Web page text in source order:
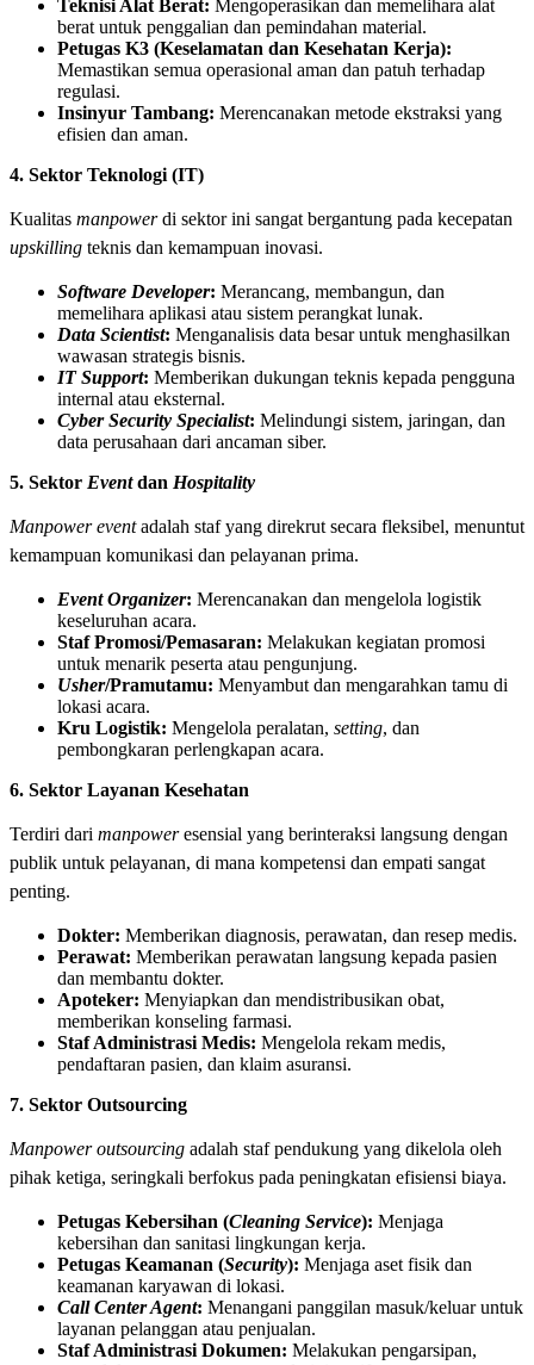
Teknisi Alat Berat: Mengoperasikan dan memelihara alat
berat untuk penggalian dan pemindahan material.
Petugas K3 (Keselamatan dan Kesehatan Kerja):
Memastikan semua operasional aman dan patuh terhadap
regulasi.
Insinyur Tambang: Merencanakan metode ekstraksi yang
efisien dan aman.
4. Sektor Teknologi (IT)
Kualitas manpowerdi sektor ini sangat bergantung pada kecepatan
upskilling teknis dan kemampuan inovasi.
Software Developer: Merancang, membangun, dan
memelihara aplikasi atau sistem perangkat lunak.
Data Scientist: Menganalisis data besar untuk menghasilkan
wawasan strategis bisnis.
IT Support: Memberikan dukungan teknis kepada pengguna
internal atau eksternal.
Cyber Security Specialist: Melindungi sistem, jaringan, dan
data perusahaan dari ancaman siber.
5. Sektor Eventdan Hospitality
Manpower eventadalah staf yang direkrut secara fleksibel, menuntut
kemampuan komunikasi dan pelayanan prima.
Event Organizer: Merencanakan dan mengelola logistik
keseluruhan acara.
Staf Promosi/Pemasaran: Melakukan kegiatan promosi
untuk menarik peserta atau pengunjung.
Usher/Pramutamu: Menyambut dan mengarahkan tamu di
lokasi acara.
Kru Logistik: Mengelola peralatan, setting, dan
pembongkaran perlengkapan acara.
6. Sektor Layanan Kesehatan
Terdiri dari manpoweresensial yang berinteraksi langsung dengan
publik untuk pelayanan, di mana kompetensi dan empati sangat
penting.
Dokter: Memberikan diagnosis, perawatan, dan resep medis.
Perawat: Memberikan perawatan langsung kepada pasien
dan membantu dokter.
Apoteker: Menyiapkan dan mendistribusikan obat,
memberikan konseling farmasi.
Staf Administrasi Medis: Mengelola rekam medis,
pendaftaran pasien, dan klaim asuransi.
7. Sektor Outsourcing
Manpower outsourcing adalah staf pendukung yang dikelola oleh
pihak ketiga, seringkali berfokus pada peningkatan efisiensi biaya.
Petugas Kebersihan (Cleaning Service): Menjaga
kebersihan dan sanitasi lingkungan kerja.
Petugas Keamanan (Security): Menjaga aset fisik dan
keamanan karyawan di lokasi.
Call Center Agent: Menangani panggilan masuk/keluar untuk
layanan pelanggan atau penjualan.
Staf Administrasi Dokumen: Melakukan pengarsipan,